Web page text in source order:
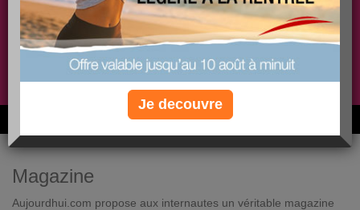
EFFICACE SANTÉ COACHING
Non, je préfère le régime gratuit
6M de personnes ont maigri et réappris à manger avec nous
Magazine
Aujourdhui.com propose aux internautes un véritable magazine
Je decouvre